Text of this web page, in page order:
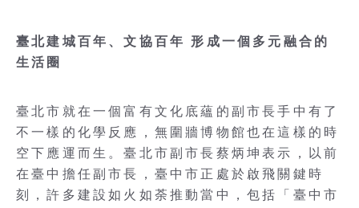
臺北建城百年、文協百年 形成一個多元融合的
生活圈
臺北市就在一個富有文化底蘊的副市長手中有了
不一樣的化學反應，無圍牆博物館也在這樣的時
空下應運而生。臺北市副市長蔡炳坤表示，以前
在臺中擔任副市長，臺中市正處於啟飛關鍵時
刻，許多建設如火如荼推動當中，包括「臺中市